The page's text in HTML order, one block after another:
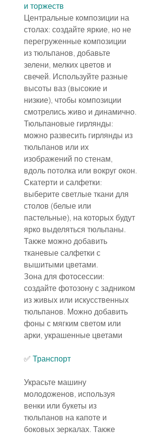
и торжеств
Центральные композиции на
столах: создайте яркие, но не
перегруженные композиции
из тюльпанов, добавьте
зелени, мелких цветов и
свечей. Используйте разные
высоты ваз (высокие и
низкие), чтобы композиции
смотрелись живо и динамично.
Тюльпановые гирлянды:
можно развесить гирлянды из
тюльпанов или их
изображений по стенам,
вдоль потолка или вокруг окон.
Скатерти и салфетки:
выберите светлые ткани для
столов (белые или
пастельные), на которых будут
ярко выделяться тюльпаны.
Также можно добавить
тканевые салфетки с
вышитыми цветами.
Зона для фотосессии:
создайте фотозону с задником
из живых или искусственных
тюльпанов. Можно добавить
фоны с мягким светом или
арки, украшенные цветами
✅ Транспорт
Украсьте машину
молодоженов, используя
венки или букеты из
тюльпанов на капоте и
боковых зеркалах. Также